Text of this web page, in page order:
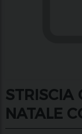
STRISCIA
NATALE